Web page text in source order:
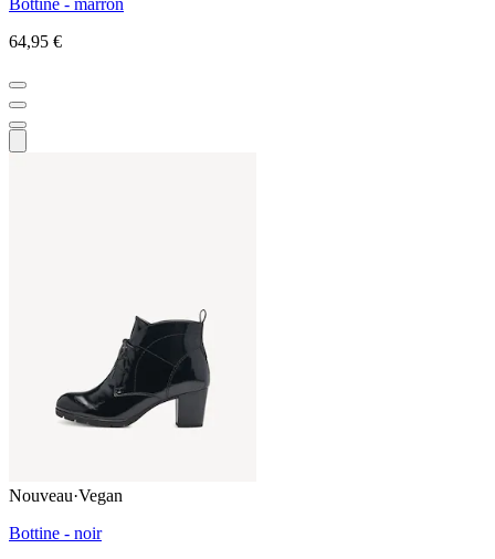
64,95 €
Nouveau·Vegan
Bottine - noir